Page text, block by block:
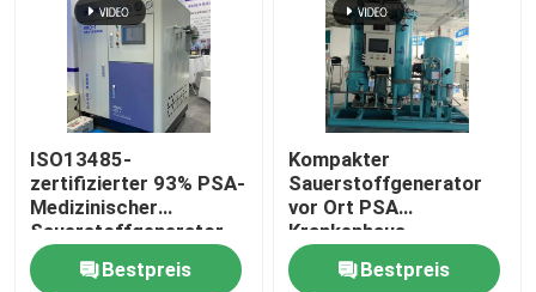
ISO13485-
zertifizierter 93% PSA-
Medizinischer
Sauerstoffgenerator
mit Füllstation
Bestpreis
Kompakter
Sauerstoffgenerator
vor Ort PSA
Krankenhaus
Sauerstoffgenerator
Ölfrei
Bestpreis